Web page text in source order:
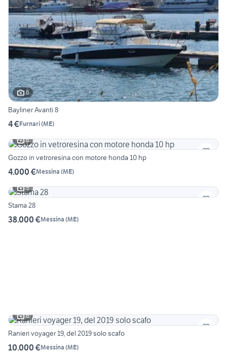
6
Bayliner Avanti 8
4 €Furnari(ME)
6
Gozzo in vetroresina con motore honda 10 hp
4.000 €Messina (ME)
5
Stama 28
38.000 €Messina (ME)
6
Ranieri voyager 19, del 2019 solo scafo
10.000 €Messina (ME)